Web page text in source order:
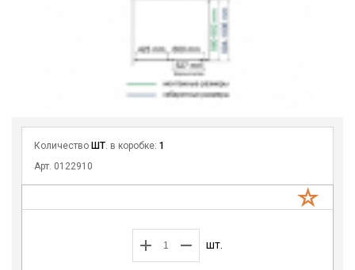
Количество ШТ. в коробке: 1
Арт. 0122910
шт.